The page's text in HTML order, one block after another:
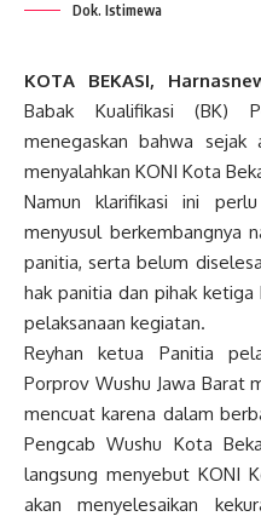
Dok. Istimewa
KOTA BEKASI,
Babak Kualifikasi (BK)
menegaskan bahwa
menyalahkan KONI Kota
Namun klarifikasi ini
menyusul berkembangnya
panitia, serta belum
hak panitia dan pihak
pelaksanaan kegiatan.
Reyhan ketua Panitia
Porprov Wushu Jawa Barat
mencuat karena dalam
Pengcab Wushu Kota
langsung menyebut KONI
akan menyelesaikan